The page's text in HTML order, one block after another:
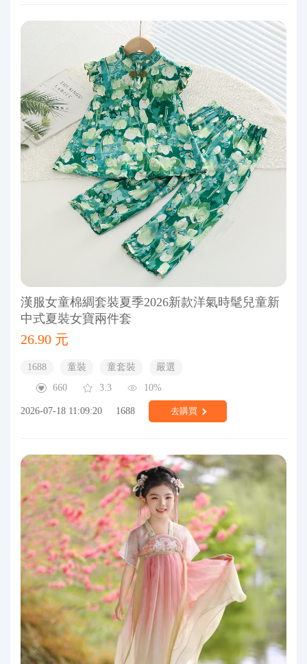
漢服女童棉綢套裝夏季2026新款洋氣時髦兒童新
中式夏裝女寶兩件套
26.90 元
1688 童裝 童套裝
嚴選
660
3.3 10%
2026-07-18 11:09:20 1688 去購買